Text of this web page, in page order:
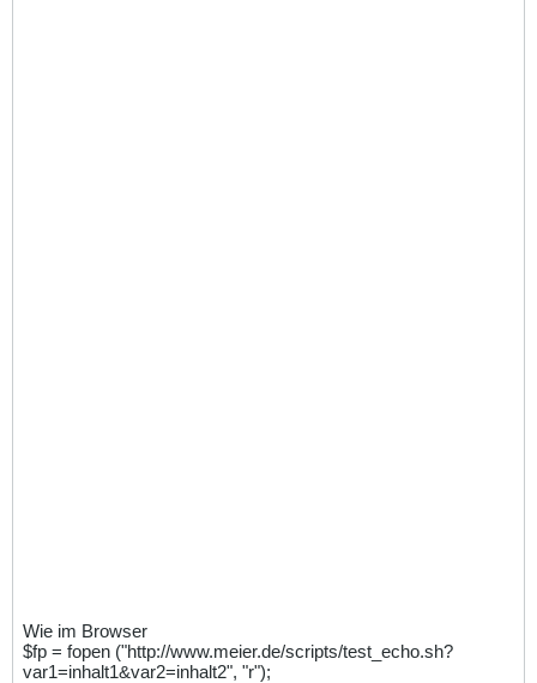
Wie im Browser
$fp = fopen ("http://www.meier.de/scripts/test_echo.sh?
var1=inhalt1&var2=inhalt2", "r");